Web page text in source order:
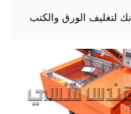
لتغليف الورق والكتب